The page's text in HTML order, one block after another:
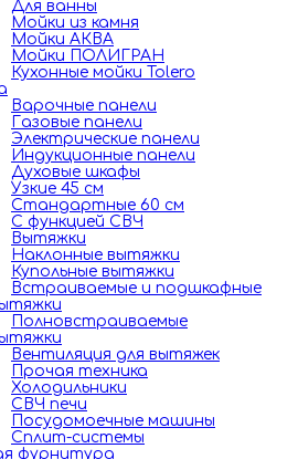
Для ванны
Мойки из камня
Мойки АКВА
Мойки ПОЛИГРАН
Кухонные мойки Tolero
Варочные панели
Газовые панели
Электрические панели
Индукционные панели
Духовые шкафы
Узкие 45 см
Стандартные 60 см
С функцией СВЧ
Вытяжки
Наклонные вытяжки
Купольные вытяжки
Встраиваемые и подшкафные
Полновстраиваемые
Вентиляция для вытяжек
Прочая техника
Холодильники
СВЧ печи
Посудомоечные машины
Сплит-системы
фурнитура